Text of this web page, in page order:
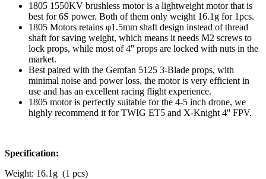
1805 1550KV brushless motor is a lightweight motor that is
best for 6S power. Both of them only weight 16.1g for 1pcs.
1805 Motors retains φ1.5mm shaft design instead of thread
shaft for saving weight, which means it needs M2 screws to
lock props, while most of 4'' props are locked with nuts in the
market.
Best paired with the Gemfan 5125 3-Blade props, with
minimal noise and power loss, the motor is very efficient in
use and has an excellent racing flight experience.
1805 motor is perfectly suitable for the 4-5 inch drone, we
highly recommend it for TWIG ET5 and X-Knight 4'' FPV.
Specification:
Weight: 16.1g (1 pcs)